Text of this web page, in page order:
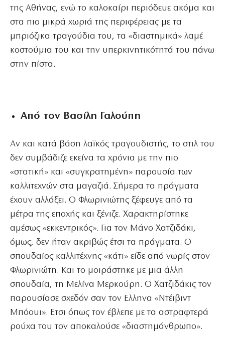
της Αθήνας, ενώ το καλοκαίρι περιόδευε ακόμα και
στα πιο μικρά χωριά της περιφέρειας με τα
μπριόζικα τραγούδια του, τα «διαστημικά» λαμέ
κοστούμια του και την υπερκινητικότητά του πάνω
στην πίστα.
Από τον Βασίλη Γαλούπη
Αν και κατά βάση λαϊκός τραγουδιστής, το στιλ του
δεν συμβάδιζε εκείνα τα χρόνια με την πιο
«στατική» και «συγκρατημένη» παρουσία των
καλλιτεχνών στα μαγαζιά. Σήμερα τα πράγματα
έχουν αλλάξει. Ο Φλωρινιώτης ξέφευγε από τα
μέτρα της εποχής και ξένιζε. Χαρακτηρίστηκε
αμέσως «εκκεντρικός». Για τον Μάνο Χατζιδάκι,
όμως, δεν ήταν ακριβώς έτσι τα πράγματα. Ο
σπουδαίος καλλιτέχνης «κάτι» είδε από νωρίς στον
Φλωρινιώτη. Και το μοιράστηκε με μια άλλη
σπουδαία, τη Μελίνα Μερκούρη. Ο Χατζιδάκις τον
παρουσίασε σχεδόν σαν τον Ελληνα «Ντέιβιντ
Μπόουι». Ετσι όπως τον έβλεπε με τα αστραφτερά
ρούχα του τον αποκαλούσε «διαστημάνθρωπο».